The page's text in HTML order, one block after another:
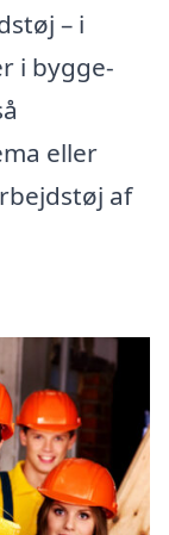
– i
i bygge-
eller
af